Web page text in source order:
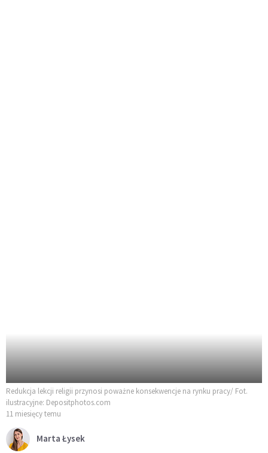
Redukcja lekcji religii przynosi poważne konsekwencje na rynku pracy/ Fot.
ilustracyjne: Depositphotos.com
11 miesięcy temu
Marta Łysek